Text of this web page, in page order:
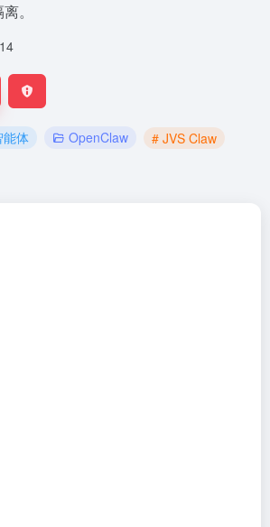
。
能体 OpenClaw
# JVS Claw